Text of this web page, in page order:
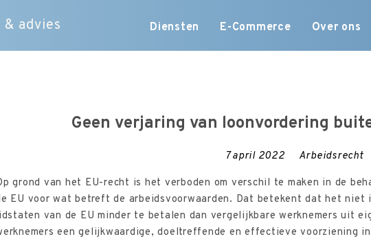
advies
Skip
content
Diensten E-Commerce Over ons
Geen verjaring van loonvordering
7 april 2022 Arbeidsrecht
grond van het EU-recht is het verboden om verschil te maken in de
EU voor wat betreft de arbeidsvoorwaarden. Dat betekent dat het niet
van de EU minder te betalen dan vergelijkbare werknemers uit
een gelijkwaardige, doeltreffende en effectieve voorziening